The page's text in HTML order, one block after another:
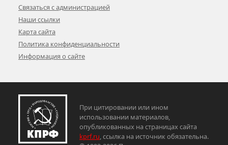
Связаться с администрацией
Наши ссылки
Карта сайта
Политика конфиденциальности
Информация о сайте
При цитировании или ином
использовании материалов,
опубликованных на страницах сайта
kprf.ru, ссылка на источник обязательна.